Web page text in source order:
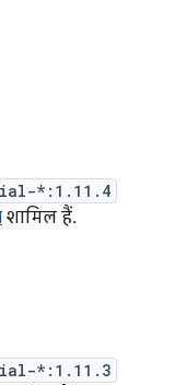
*:1.11.4
शामिल हैं.
*:1.11.3